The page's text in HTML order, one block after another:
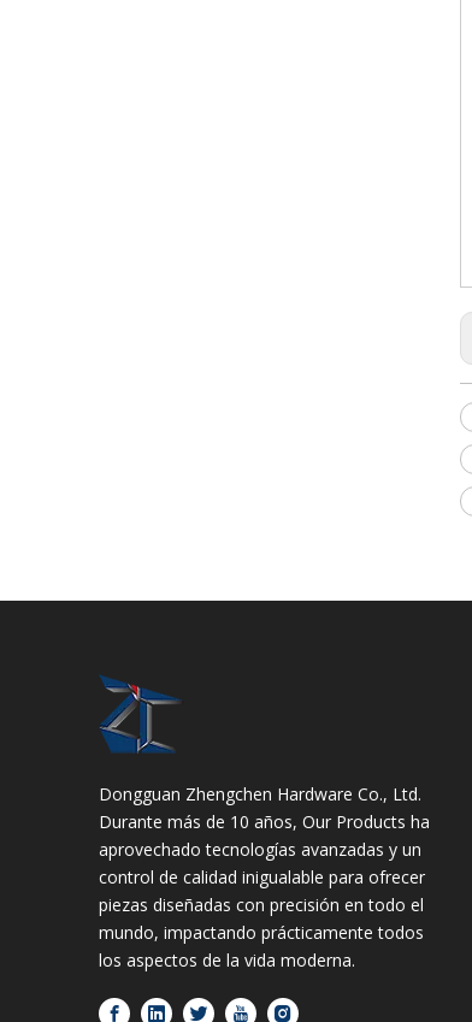
Dongguan Zhengchen Hardware Co., Ltd.
Durante más de 10 años, Our Products ha
aprovechado tecnologías avanzadas y un
control de calidad inigualable para ofrecer
piezas diseñadas con precisión en todo el
mundo, impactando prácticamente todos
los aspectos de la vida moderna.